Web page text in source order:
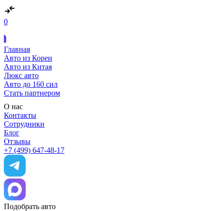
0
Главная
Авто из Кореи
Авто из Китая
Люкс авто
Авто до 160 сил
Стать партнером
О нас
Контакты
Сотрудники
Блог
Отзывы
+7 (499) 647-48-17
Подобрать авто